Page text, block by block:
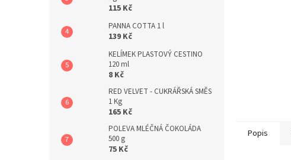
115 Kč
PANNA COTTA 1 l
139 Kč
KELÍMEK PLASTOVÝ CESTINO
120 ml
8 Kč
RED VELVET - CUKRÁŘSKÁ SMĚS
1 Kg
165 Kč
POLEVA MLÉČNÁ ČOKOLÁDA
500 g
75 Kč
Popis